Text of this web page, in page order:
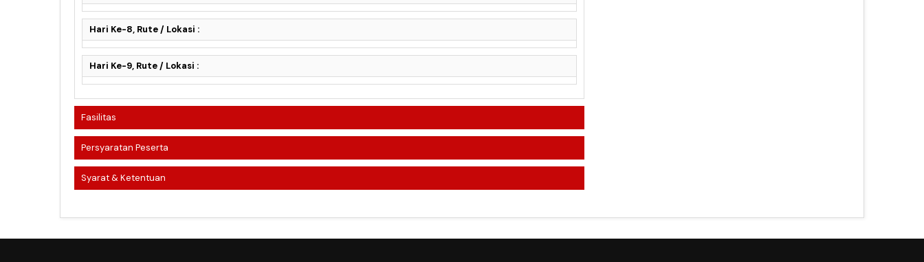
Hari Ke-8, Rute / Lokasi :
Hari Ke-9, Rute / Lokasi :
Fasilitas
Persyaratan Peserta
Syarat & Ketentuan